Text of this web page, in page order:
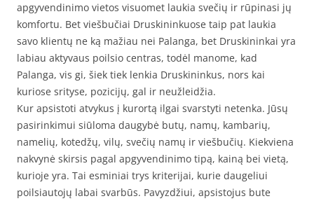
apgyvendinimo vietos visuomet laukia svečių ir rūpinasi jų
komfortu. Bet viešbučiai Druskininkuose taip pat laukia
savo klientų ne ką mažiau nei Palanga, bet Druskininkai yra
labiau aktyvaus poilsio centras, todėl manome, kad
Palanga, vis gi, šiek tiek lenkia Druskininkus, nors kai
kuriose srityse, pozicijų, gal ir neužleidžia.
Kur apsistoti atvykus į kurortą ilgai svarstyti netenka. Jūsų
pasirinkimui siūloma daugybė butų, namų, kambarių,
namelių, kotedžų, vilų, svečių namų ir viešbučių. Kiekviena
nakvynė skirsis pagal apgyvendinimo tipą, kainą bei vietą,
kurioje yra. Tai esminiai trys kriterijai, kurie daugeliui
poilsiautojų labai svarbūs. Pavyzdžiui, apsistojus bute